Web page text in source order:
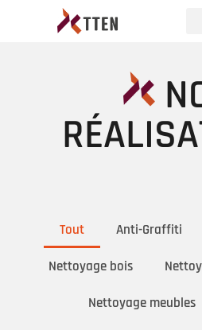
Tout Anti-Graffiti
Nettoyage bois
Nettoyage meubles